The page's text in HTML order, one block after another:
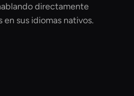
directamente
en sus idiomas nativos.